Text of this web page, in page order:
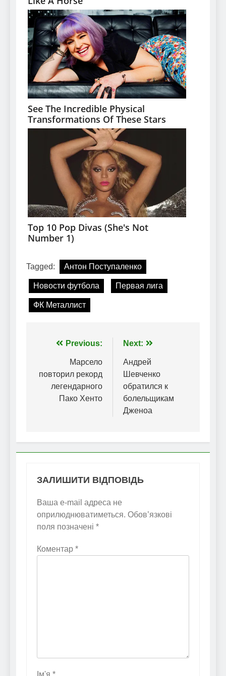
Tagged: Антон Поступаленко
Новости футбола Первая лига
ФК Металлист
Навігація
записів
Previous:
Марсело
повторил рекорд
легендарного
Пако Хенто
Next:
Андрей
Шевченко
обратился к
болельщикам
Дженоа
ЗАЛИШИТИ ВІДПОВІДЬ
Ваша e-mail адреса не
оприлюднюватиметься. Обов’язкові
поля позначені *
Коментар *